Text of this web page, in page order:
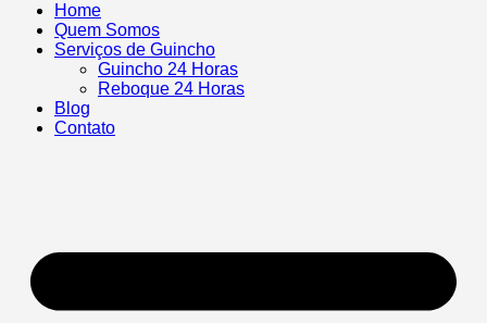
Home
Quem Somos
Serviços de Guincho
Guincho 24 Horas
Reboque 24 Horas
Blog
Contato